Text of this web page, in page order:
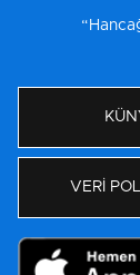
VERİ